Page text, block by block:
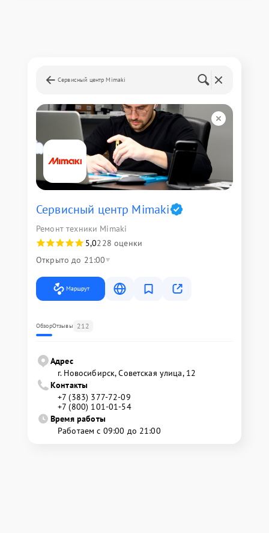
Сервисный центр Mimaki
Сервисный центр Mimaki
Ремонт техники Mimaki
5,0228 оценки
Открыто до 21:00
Маршрут
ОбзорОтзывы 212
Адрес
г. Новосибирск, Советская улица, 12
Контакты
+7 (383) 377-72-09
+7 (800) 101-01-54
Время работы
Работаем с 09:00 до 21:00